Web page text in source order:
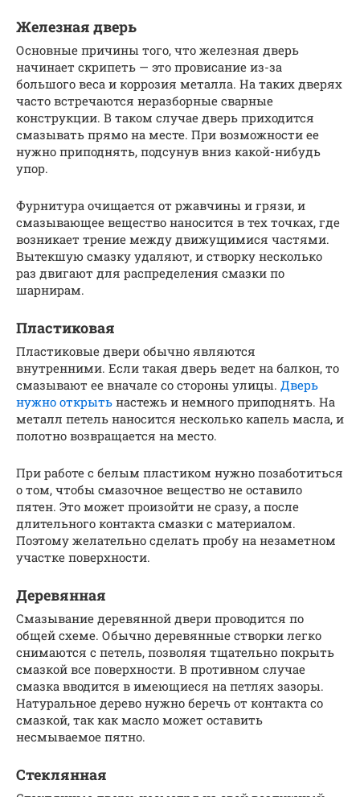
Железная дверь
Основные причины того, что железная дверь
начинает скрипеть — это провисание из-за
большого веса и коррозия металла. На таких дверях
часто встречаются неразборные сварные
конструкции. В таком случае дверь приходится
смазывать прямо на месте. При возможности ее
нужно приподнять, подсунув вниз какой-нибудь
упор.
Фурнитура очищается от ржавчины и грязи, и
смазывающее вещество наносится в тех точках, где
возникает трение между движущимися частями.
Вытекшую смазку удаляют, и створку несколько
раз двигают для распределения смазки по
шарнирам.
Пластиковая
Пластиковые двери обычно являются
внутренними. Если такая дверь ведет на балкон, то
смазывают ее вначале со стороны улицы. Дверь
нужно открыть настежь и немного приподнять. На
металл петель наносится несколько капель масла, и
полотно возвращается на место.
При работе с белым пластиком нужно позаботиться
о том, чтобы смазочное вещество не оставило
пятен. Это может произойти не сразу, а после
длительного контакта смазки с материалом.
Поэтому желательно сделать пробу на незаметном
участке поверхности.
Деревянная
Смазывание деревянной двери проводится по
общей схеме. Обычно деревянные створки легко
снимаются с петель, позволяя тщательно покрыть
смазкой все поверхности. В противном случае
смазка вводится в имеющиеся на петлях зазоры.
Натуральное дерево нужно беречь от контакта со
смазкой, так как масло может оставить
несмываемое пятно.
Стеклянная